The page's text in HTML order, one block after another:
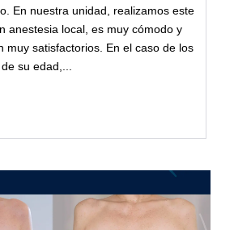
En nuestra unidad, realizamos este
anestesia local, es muy cómodo y
muy satisfactorios. En el caso de los
su edad,...